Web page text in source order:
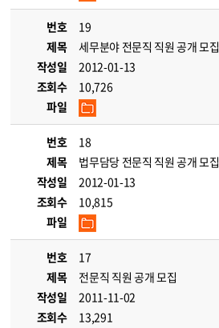
번호
19
제목
세무분야 전문직 직원 공개 모집
작성일
2012-01-13
조회수
10,726
파일
번호
18
제목
법무담당 전문직 직원 공개 모집
작성일
2012-01-13
조회수
10,815
파일
번호
17
제목
전문직 직원 공개 모집
작성일
2011-11-02
조회수
13,291